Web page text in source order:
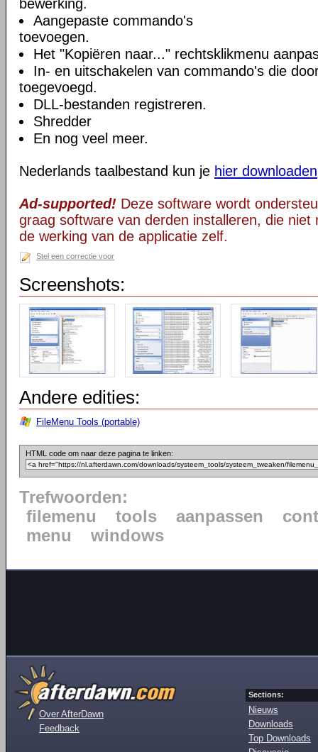
bewerking.
Aangepaste commando's
toevoegen.
Het "Kopiëren naar..." rechtsklikmenu
In- en uitschakelen van commando's die
toegevoegd.
DLL-bestanden registreren.
Shredder
En nog veel meer.
Nederlands taalbestand kun je hier downloaden
Ad-supported! Deze software wordt
graag software van derden installeren, die niet
de werking van de applicatie zelf.
Stel een correctie voor
Screenshots:
Andere edities:
FileMenu Tools (portable)
HTML code om naar deze pagina te linken:
Trefwoorden:
filemenu
tools aanpassen
menu
windows
Over AfterDawn
Feedback
Sections:
Nieuws
Downloads
Top Downloads